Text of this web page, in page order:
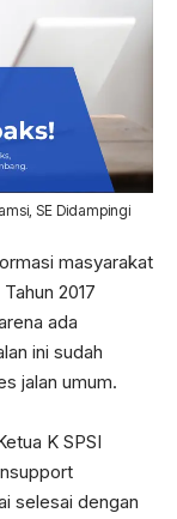
SE Didampingi
masyarakat
2017
ada
ini sudah
jalan umum.
K SPSI
selesai dengan